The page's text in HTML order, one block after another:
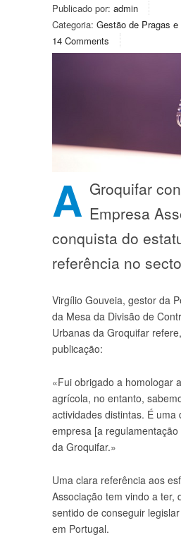
Publicado por: admin
Categoria: Gestão de Pragas
14 Comments
A Groquifar
Empresa
conquista do
referência no
Virgílio Gouveia, gestor da
da Mesa da Divisão de
Urbanas da Groquifar
publicação:
«Fui obrigado a homologar
agrícola, no entanto,
actividades distintas. É uma
empresa [a
da Groquifar.»
Uma clara referência aos
Associação tem vindo a ter,
sentido de conseguir
em Portugal.